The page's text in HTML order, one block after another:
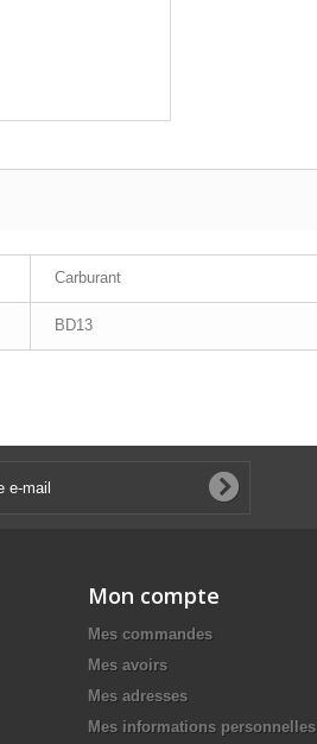
Carburant
BD13
Mon compte
Mes commandes
Mes avoirs
Mes adresses
Mes informations personnelles